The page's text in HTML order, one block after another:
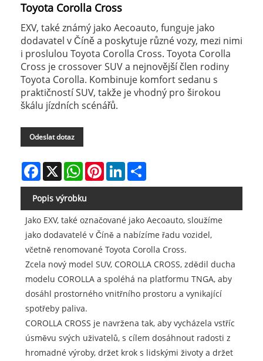
Toyota Corolla Cross
EXV, také známý jako Aecoauto, funguje jako
dodavatel v Číně a poskytuje různé vozy, mezi nimi
i proslulou Toyota Corolla Cross. Toyota Corolla
Cross je crossover SUV a nejnovější člen rodiny
Toyota Corolla. Kombinuje komfort sedanu s
praktičností SUV, takže je vhodný pro širokou
škálu jízdních scénářů.
Odeslat dotaz
Facebook
X WhatsAppPinterestLinkedIn
Popis výrobku
Jako EXV, také označované jako Aecoauto, sloužíme
jako dodavatelé v Číně a nabízíme řadu vozidel,
včetně renomované Toyota Corolla Cross.
Zcela nový model SUV, COROLLA CROSS, zdědil ducha
modelu COROLLA a spoléhá na platformu TNGA, aby
dosáhl prostorného vnitřního prostoru a vynikající
spotřeby paliva.
COROLLA CROSS je navržena tak, aby vycházela vstříc
úsměvu svých uživatelů, s cílem dosáhnout radosti z
hromadné výroby, držet krok s lidskými životy a držet